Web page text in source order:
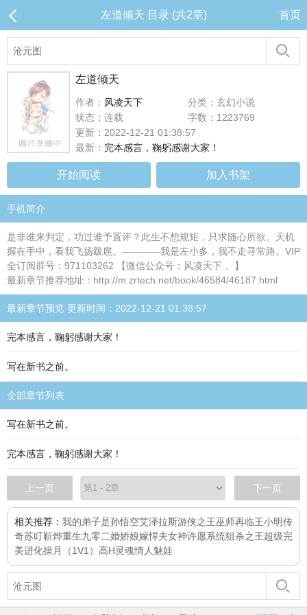
左道倾天 目录 (共2章) 首页
左道倾天
作者： 风凌天下
分类：玄幻小说
状态：连载
字数：1223769
更新：2022-12-21 01:38:57
最新： 完本感言，鞠躬感谢大家！
开始阅读 加入书架
手机简介
是非谁来判定，功过谁予置评？此生不想规矩，只求随心所欲。天机
握在手中，看我飞扬跋扈。————我是左小多，我不走寻常路。VIP
全订阅群号：971103262 【微信公众号：风凌天下 。】
最新章节推荐地址：http://m.zrtech.net/book/46584/46187.html
最新章节预览 更新时间：2022-12-21 01:38:57
完本感言，鞠躬感谢大家！
写在新书之前。
全部章节列表
写在新书之前。
完本感言，鞠躬感谢大家！
上一页 下一页
相关推荐： 我的弟子是孙悟空艾泽拉斯游侠之王巫师再临王小明传
奇苏叮靳烨重生九零二婚娇娘嫁悍夫女神许愿系统狙杀之王超级完
美进化操月（1V1）高H灵魂情人 魅娃